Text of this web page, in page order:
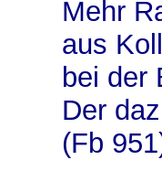
Mehr
aus
bei der
Der
(Fb